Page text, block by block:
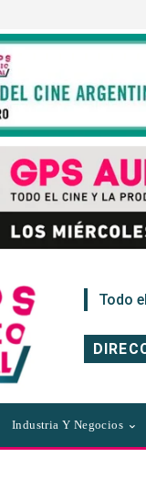
Todo
Industria Y Negocios